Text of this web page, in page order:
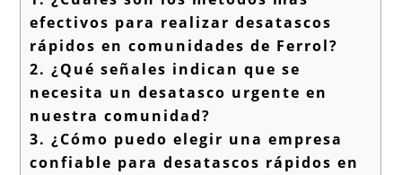
efectivos para realizar desatascos
rápidos en comunidades de Ferrol?
2. ¿Qué señales indican que se
necesita un desatasco urgente en
nuestra comunidad?
3. ¿Cómo puedo elegir una empresa
confiable para desatascos rápidos en